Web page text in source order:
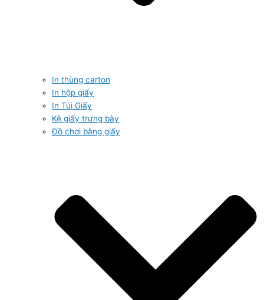
In thùng carton
In hộp giấy
In Túi Giấy
Kệ giấy trưng bày
Đồ chơi bằng giấy